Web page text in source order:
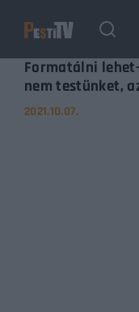
Formatálni
nem testünket,
2021.10.07.
Username or